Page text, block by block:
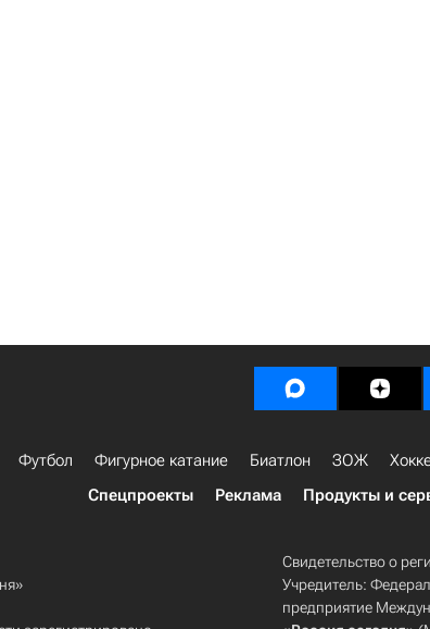
Футбол Фигурное катание Биатлон ЗОЖ
Спецпроекты
Реклама Продукты и
Свидетельство о
Учредитель:
предприятие